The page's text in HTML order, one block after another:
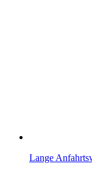
Lange